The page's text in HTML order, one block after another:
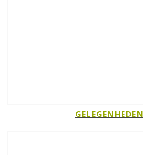
GELEGENHEDEN